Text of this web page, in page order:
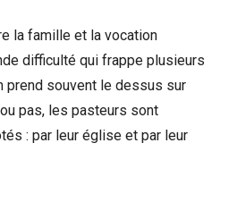
la famille et la vocation
difficulté qui frappe plusieurs
prend souvent le dessus sur
ou pas, les pasteurs sont
: par leur église et par leur